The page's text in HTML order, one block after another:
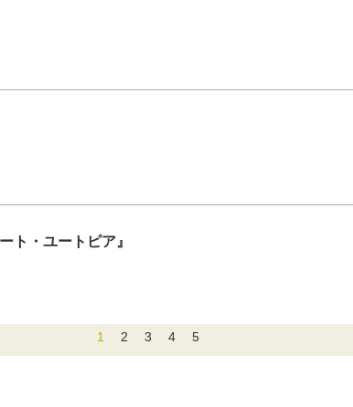
ト・ユートピア』
1 2 3 4 5